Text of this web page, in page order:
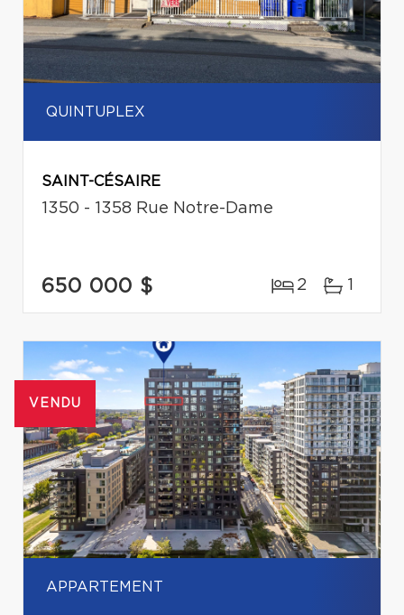
QUINTUPLEX
SAINT-CÉSAIRE
1350 - 1358 Rue Notre-Dame
650 000 $ 2 1
VENDU
APPARTEMENT